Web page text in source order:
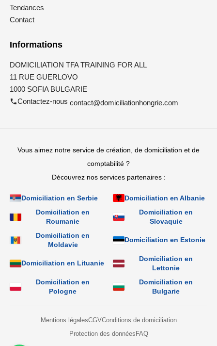
Tendances
Contact
Informations
DOMICILIATION TFA TRAINING FOR ALL
11 RUE GUERLOVO
1000 SOFIA BULGARIE
Contactez-nous contact@domiciliationhongrie.com
Vous aimez notre service de création, de domiciliation et de
comptabilité ?
Découvrez nos services partenaires :
Domiciliation en Serbie
Domiciliation en Albanie
Domiciliation en
Roumanie
Domiciliation en
Slovaquie
Domiciliation en
Moldavie
Domiciliation en Estonie
Domiciliation en Lituanie
Domiciliation en
Lettonie
Domiciliation en
Pologne
Domiciliation en
Bulgarie
Mentions légalesCGVConditions de domiciliation
Protection des donnéesFAQ